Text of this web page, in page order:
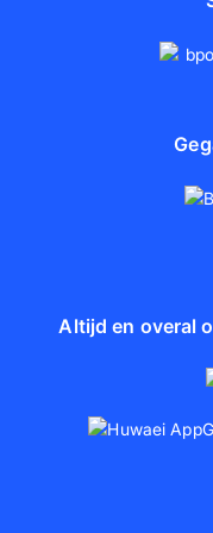
Altijd en overal